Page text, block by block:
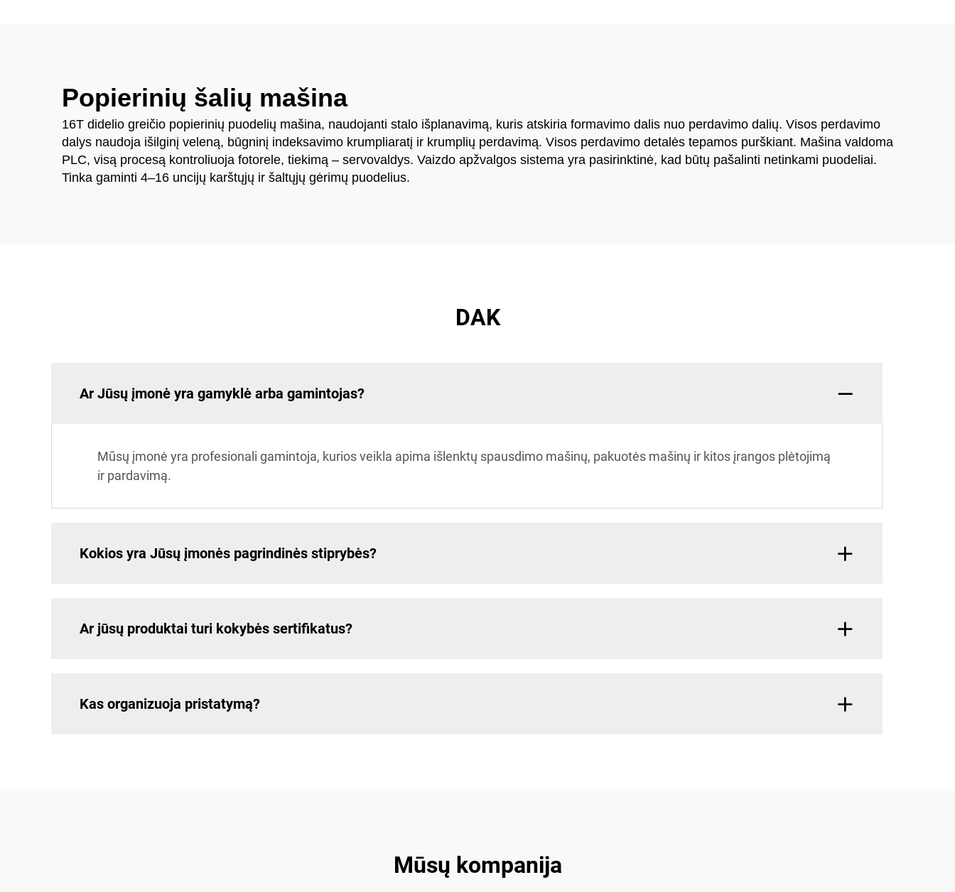
Popierinių šalių mašina
16T didelio greičio popierinių puodelių mašina, naudojanti stalo išplanavimą, kuris atskiria formavimo dalis nuo perdavimo dalių. Visos perdavimo
dalys naudoja išilginį veleną, būgninį indeksavimo krumpliaratį ir krumplių perdavimą. Visos perdavimo detalės tepamos purškiant. Mašina valdoma
PLC, visą procesą kontroliuoja fotorele, tiekimą – servovaldys. Vaizdo apžvalgos sistema yra pasirinktinė, kad būtų pašalinti netinkami puodeliai.
Tinka gaminti 4–16 uncijų karštųjų ir šaltųjų gėrimų puodelius.
DAK
Ar Jūsų įmonė yra gamyklė arba gamintojas?
Mūsų įmonė yra profesionali gamintoja, kurios veikla apima išlenktų spausdimo mašinų, pakuotės mašinų ir kitos įrangos plėtojimą
ir pardavimą.
Kokios yra Jūsų įmonės pagrindinės stiprybės?
Ar jūsų produktai turi kokybės sertifikatus?
Kas organizuoja pristatymą?
Mūsų kompanija